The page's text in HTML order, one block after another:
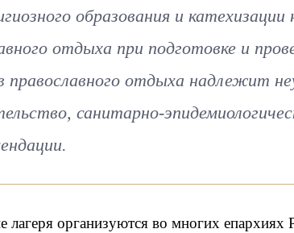
образования и
отдыха при подготовке и
православного отдыха надлежит
санитарно-
лагеря организуются во многих епархиях